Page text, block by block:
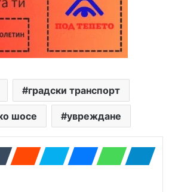
градски транспорт
шосе увреждане